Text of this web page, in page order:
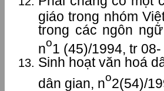
giáo trong nhóm
trong các ngôn
no1 (45)/1994, tr 08-
Sinh hoạt văn hoá
dân gian, no2(54)/